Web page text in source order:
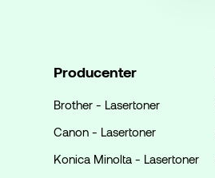
Producenter
Brother - Lasertoner
Canon - Lasertoner
Konica Minolta - Lasertoner